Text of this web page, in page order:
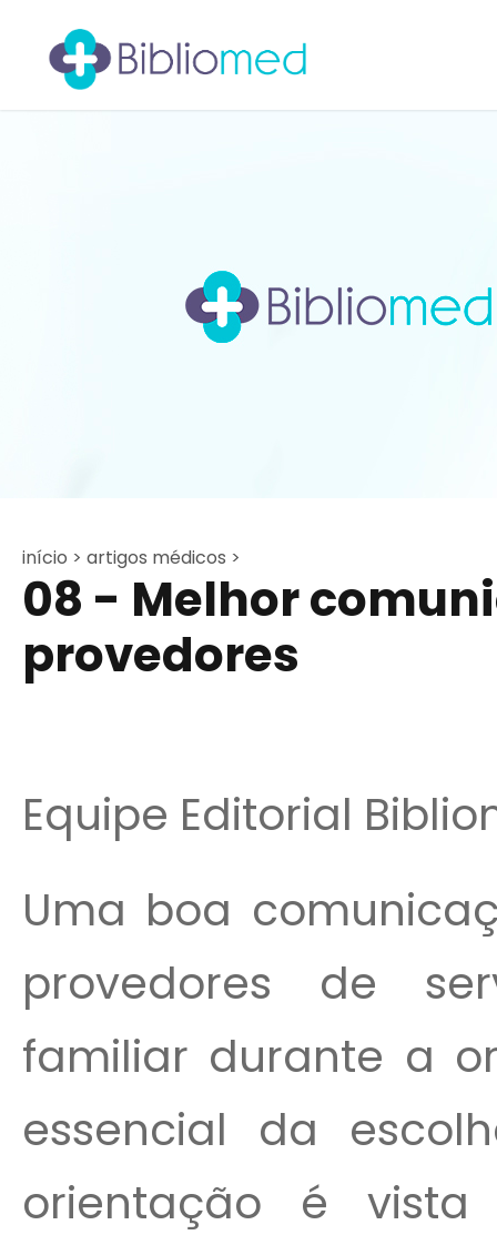
início > artigos médicos >
08 - Melhor
provedores
Equipe Editorial
Uma boa
provedores de
familiar durante a
essencial da
orientação é